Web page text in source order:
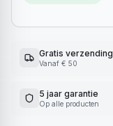
Gratis verzending
Vanaf € 50
5 jaar garantie
Op alle producten